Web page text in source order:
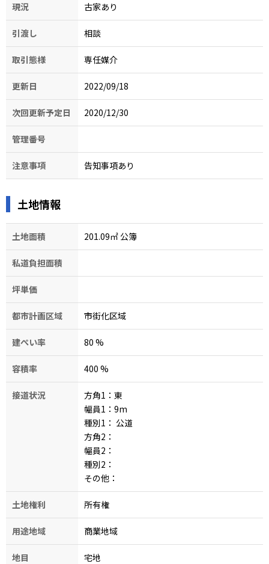
現況 古家あり
引渡し 相談
取引態様 専任媒介
更新日 2022/09/18
次回更新予定日 2020/12/30
管理番号
注意事項 告知事項あり
土地情報
土地面積 201.09㎡ 公簿
私道負担面積
坪単価
都市計画区域 市街化区域
建ぺい率 80 %
容積率 400 %
接道状況
方角1：東
幅員1：9m
種別1： 公道
方角2：
幅員2：
種別2：
その他：
土地権利 所有権
用途地域 商業地域
地目 宅地